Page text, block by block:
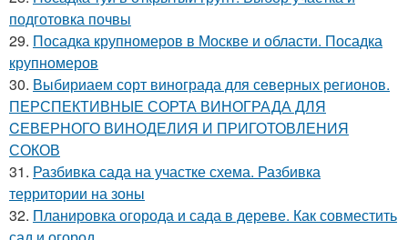
подготовка почвы
29. Посадка крупномеров в Москве и области. Посадка
крупномеров
30. Выбириаем сорт винограда для северных регионов.
ПЕРСПЕКТИВНЫЕ СОРТА ВИНОГРАДА ДЛЯ
CЕВЕРНОГО ВИНОДЕЛИЯ И ПРИГОТОВЛЕНИЯ
СОКОВ
31. Разбивка сада на участке схема. Разбивка
территории на зоны
32. Планировка огорода и сада в дереве. Как совместить